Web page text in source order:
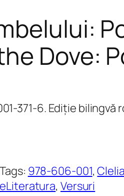
Dove:
371-6. Ediție bilingvă
Tags: 978-606-001,
eLiteratura, Versuri